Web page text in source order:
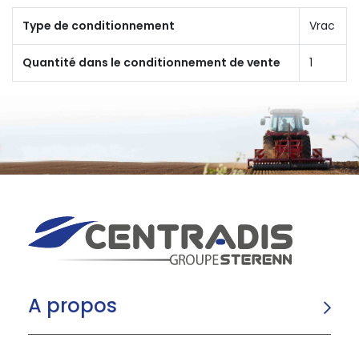
Type de conditionnement Vrac
Quantité dans le conditionnement de vente 1
A propos